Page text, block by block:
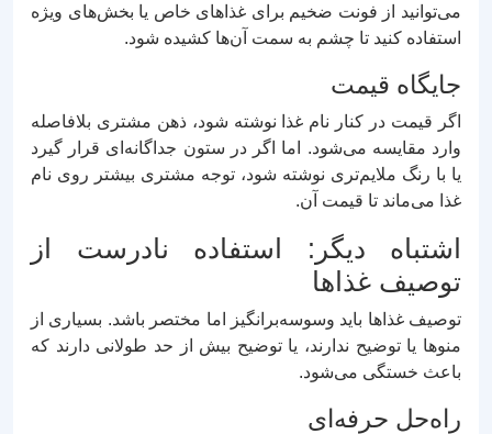
می‌توانید از فونت ضخیم برای غذاهای خاص یا بخش‌های ویژه
استفاده کنید تا چشم به سمت آن‌ها کشیده شود.
جایگاه قیمت
اگر قیمت در کنار نام غذا نوشته شود، ذهن مشتری بلافاصله
وارد مقایسه می‌شود. اما اگر در ستون جداگانه‌ای قرار گیرد
یا با رنگ ملایم‌تری نوشته شود، توجه مشتری بیشتر روی نام
غذا می‌ماند تا قیمت آن.
اشتباه دیگر: استفاده نادرست از
توصیف غذاها
توصیف غذاها باید وسوسه‌برانگیز اما مختصر باشد. بسیاری از
منوها یا توضیح ندارند، یا توضیح بیش از حد طولانی دارند که
باعث خستگی می‌شود.
راه‌حل حرفه‌ای